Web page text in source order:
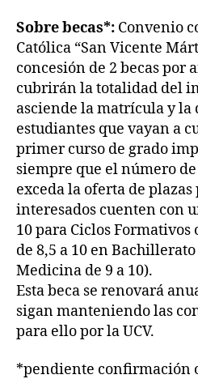
Sobre becas*: Convenio
Católica “San Vicente
concesión de 2 becas por
cubrirán la totalidad del
asciende la matrícula y la
estudiantes que vayan a
primer curso de grado
siempre que el número
exceda la oferta de plazas
interesados cuenten con
10 para Ciclos
de 8,5 a 10 en
Medicina de 9 a 10).
Esta beca se renovará
sigan manteniendo las
para ello por la UCV.
*pendiente confirmación